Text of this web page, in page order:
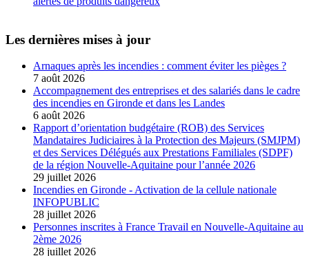
Les dernières mises à jour
Arnaques après les incendies : comment éviter les pièges ?
7 août 2026
Accompagnement des entreprises et des salariés dans le cadre
des incendies en Gironde et dans les Landes
6 août 2026
Rapport d’orientation budgétaire (ROB) des Services
Mandataires Judiciaires à la Protection des Majeurs (SMJPM)
et des Services Délégués aux Prestations Familiales (SDPF)
de la région Nouvelle-Aquitaine pour l’année 2026
29 juillet 2026
Incendies en Gironde - Activation de la cellule nationale
INFOPUBLIC
28 juillet 2026
Personnes inscrites à France Travail en Nouvelle-Aquitaine au
2ème 2026
28 juillet 2026